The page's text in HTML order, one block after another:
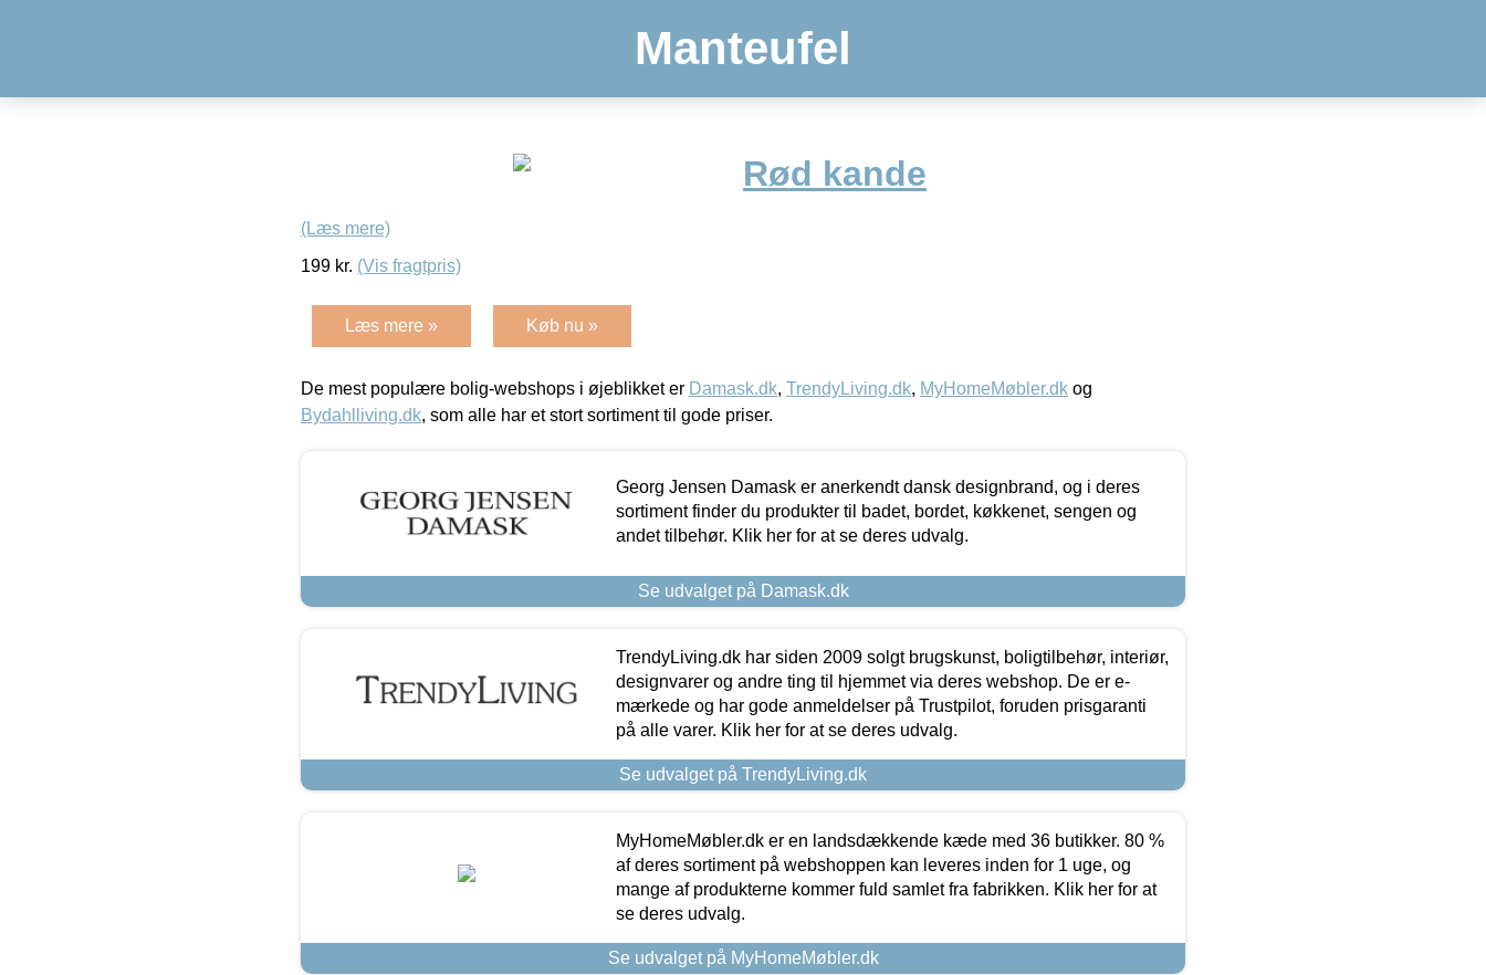
Manteufel
Rød kande
(Læs mere)
199 kr. (Vis fragtpris)
Læs mere » Køb nu »
De mest populære bolig-webshops i øjeblikket er Damask.dk, TrendyLiving.dk, MyHomeMøbler.dk og
Bydahlliving.dk, som alle har et stort sortiment til gode priser.
Georg Jensen Damask er anerkendt dansk designbrand, og i deres
sortiment finder du produkter til badet, bordet, køkkenet, sengen og
andet tilbehør. Klik her for at se deres udvalg.
Se udvalget på Damask.dk
TrendyLiving.dk har siden 2009 solgt brugskunst, boligtilbehør, interiør,
designvarer og andre ting til hjemmet via deres webshop. De er e-
mærkede og har gode anmeldelser på Trustpilot, foruden prisgaranti
på alle varer. Klik her for at se deres udvalg.
Se udvalget på TrendyLiving.dk
MyHomeMøbler.dk er en landsdækkende kæde med 36 butikker. 80 %
af deres sortiment på webshoppen kan leveres inden for 1 uge, og
mange af produkterne kommer fuld samlet fra fabrikken. Klik her for at
se deres udvalg.
Se udvalget på MyHomeMøbler.dk